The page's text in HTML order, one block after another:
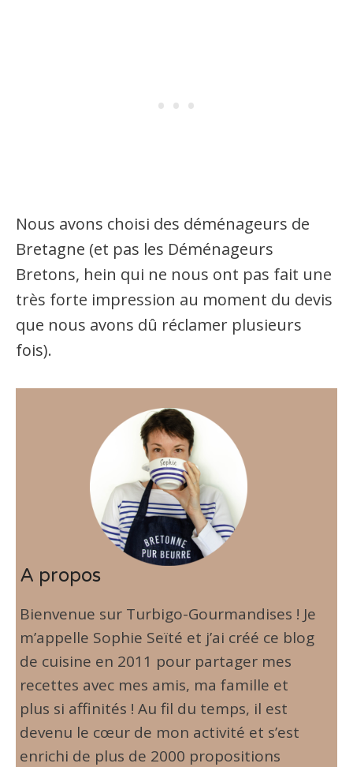
Nous avons choisi des déménageurs de
Bretagne (et pas les Déménageurs
Bretons, hein qui ne nous ont pas fait une
très forte impression au moment du devis
que nous avons dû réclamer plusieurs
fois).
A propos
Bienvenue sur Turbigo-Gourmandises ! Je
m’appelle Sophie Seïté et j’ai créé ce blog
de cuisine en 2011 pour partager mes
recettes avec mes amis, ma famille et
plus si affinités ! Au fil du temps, il est
devenu le cœur de mon activité et s’est
enrichi de plus de 2000 propositions